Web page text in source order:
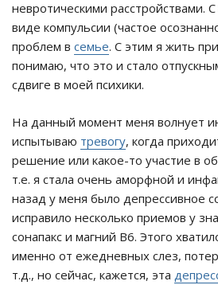
невротическими расстройствами.
виде компульсии (частое
проблем в семье. С этим я жить
понимаю, что это и стало
сдвиге в моей психики.
На данный момент меня волнует
испытываю тревогу, когда
решение или какое-то участие в
т.е. я стала очень аморфной и
назад у меня было депрессивное
исправило несколько приемов у
сонапакс и магний B6. Этого
именно от ежедневных слез,
т.д., но сейчас, кажется, эта